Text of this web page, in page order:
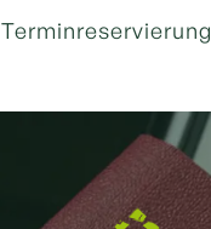
Terminreservierung